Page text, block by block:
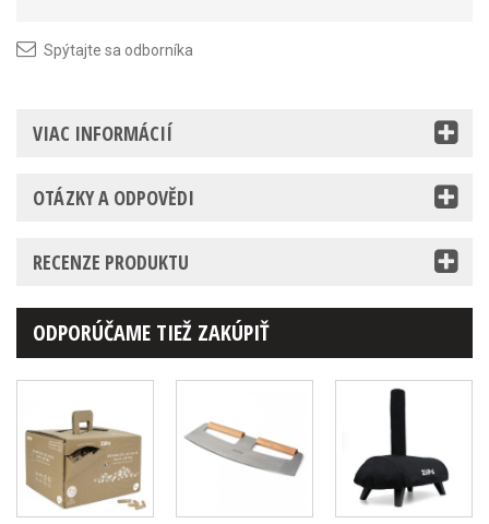
Spýtajte sa odborníka
VIAC INFORMÁCIÍ
OTÁZKY A ODPOVĚDI
RECENZE PRODUKTU
ODPORÚČAME TIEŽ ZAKÚPIŤ